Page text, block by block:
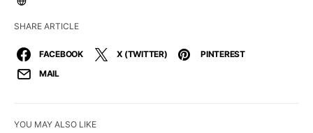
SHARE ARTICLE
FACEBOOK X (TWITTER)
PINTEREST
MAIL
YOU MAY ALSO LIKE